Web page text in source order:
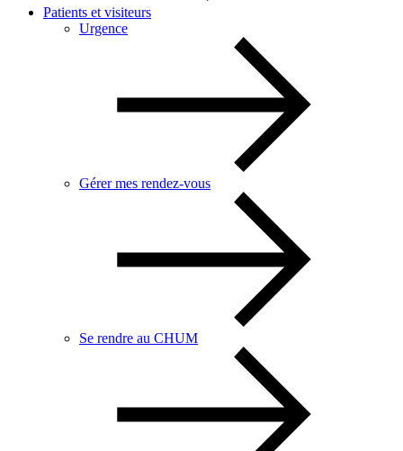
Patients et visiteurs
Urgence
Gérer mes rendez-vous
Se rendre au CHUM